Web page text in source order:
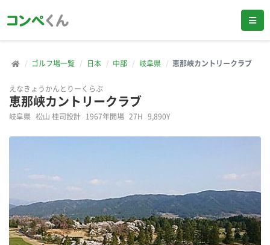
ゴルフ場一覧 日本 中部 岐阜県 恵那峡カントリークラブ
えなきょうかんとりーくらぶ
恵那峡カントリークラブ
岐阜県 松山 桂司設計 1967年開場 27H 9,890Y